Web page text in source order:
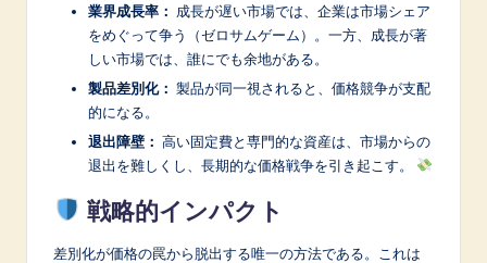
業界成長率： 成長が遅い市場では、企業は市場シェア
をめぐって争う（ゼロサムゲーム）。一方、成長が著
しい市場では、誰にでも余地がある。
製品差別化： 製品が同一視されると、価格競争が支配
的になる。
退出障壁： 高い固定費と専門的な資産は、市場からの
退出を難しくし、長期的な価格戦争を引き起こす。
戦略的インパクト
差別化が価格の罠から脱出する唯一の方法である。これは